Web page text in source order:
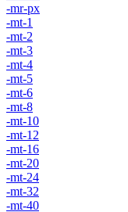
-mr-px
-mt-1
-mt-2
-mt-3
-mt-4
-mt-5
-mt-6
-mt-8
-mt-10
-mt-12
-mt-16
-mt-20
-mt-24
-mt-32
-mt-40